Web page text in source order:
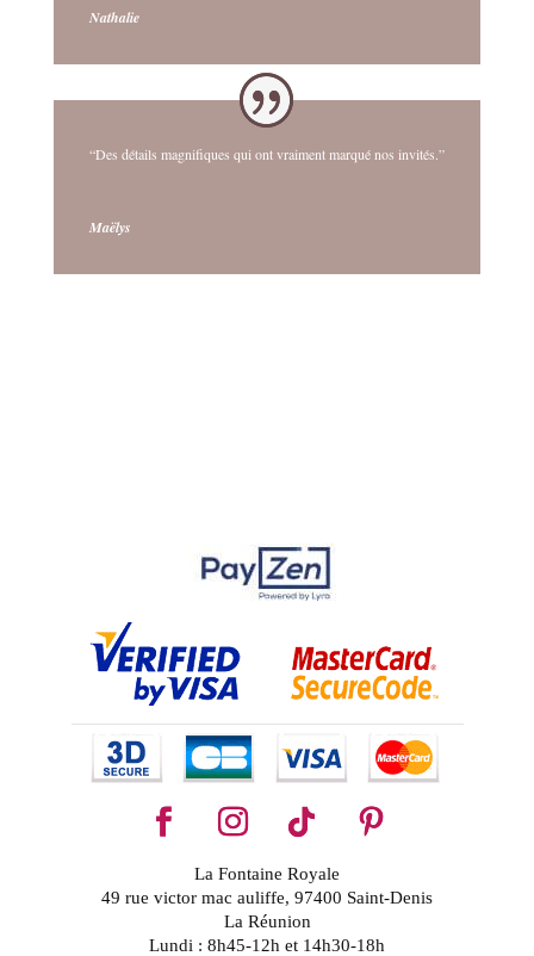
Nathalie
“Des détails magnifiques qui ont vraiment marqué nos invités.”
Maëlys
La Fontaine Royale
49 rue victor mac auliffe, 97400 Saint-Denis
La Réunion
Lundi : 8h45-12h et 14h30-18h